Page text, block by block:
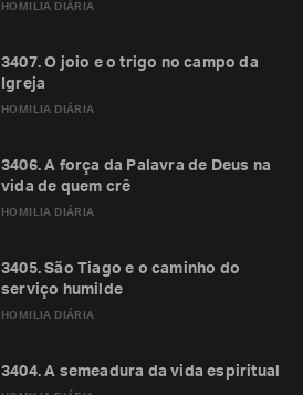
HOMILIA DIÁRIA
HOMILIA DIÁRIA
3407. O joio e o trigo no campo da
Igreja
HOMILIA DIÁRIA
3406. A força da Palavra de Deus na
vida de quem crê
HOMILIA DIÁRIA
3405. São Tiago e o caminho do
serviço humilde
3404. A semeadura da vida espiritual